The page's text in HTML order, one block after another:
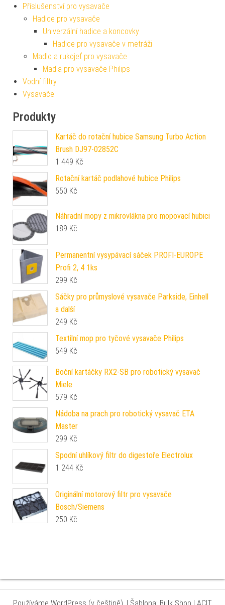
Příslušenství pro vysavače
Hadice pro vysavače
Univerzální hadice a koncovky
Hadice pro vysavače v metráži
Madlo a rukojeť pro vysavače
Madla pro vysavače Philips
Vodní filtry
Vysavače
Produkty
Kartáč do rotační hubice Samsung Turbo Action
Brush DJ97-02852C
1 449 Kč
Rotační kartáč podlahové hubice Philips
550 Kč
Náhradní mopy z mikrovlákna pro mopovací hubici
189 Kč
Permanentní vysypávací sáček PROFI-EUROPE
Profi 2, 4 1ks
299 Kč
Sáčky pro průmyslové vysavače Parkside, Einhell
a další
249 Kč
Textilní mop pro tyčové vysavače Philips
549 Kč
Boční kartáčky RX2-SB pro robotický vysavač
Miele
579 Kč
Nádoba na prach pro robotický vysavač ETA
Master
299 Kč
Spodní uhlíkový filtr do digestoře Electrolux
1 244 Kč
Originální motorový filtr pro vysavače
Bosch/Siemens
250 Kč